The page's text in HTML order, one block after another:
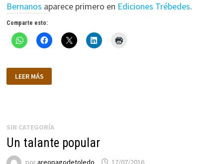
Bernanos aparece primero en Ediciones Trébedes.
Comparte esto:
“DIARIO
DE
UN
LEER MÁS
SIN CATEGORÍA
Un talante popular